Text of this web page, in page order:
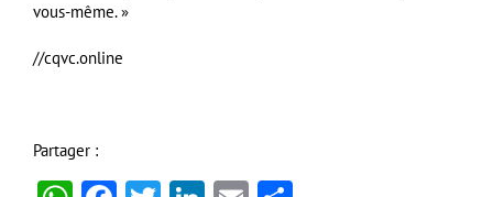
vous-même. »
//cqvc.online
Partager :